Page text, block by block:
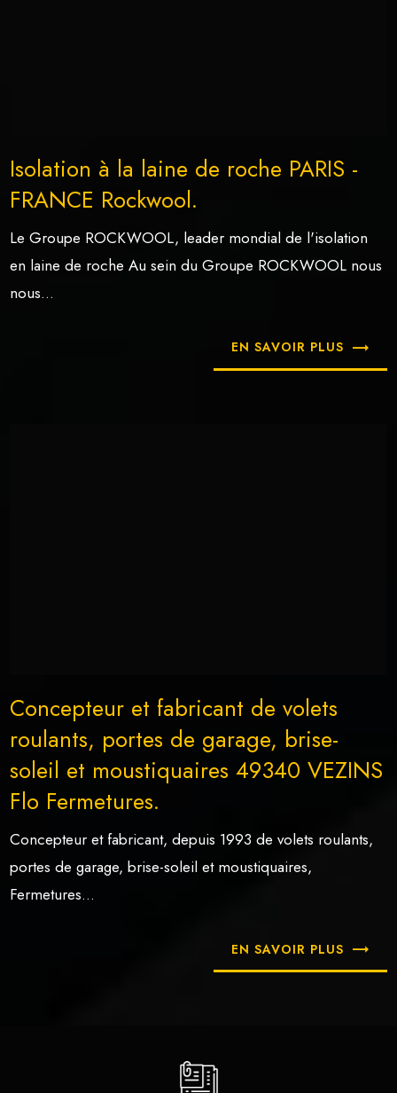
Isolation à la laine de roche PARIS -
FRANCE Rockwool.
Le Groupe ROCKWOOL, leader mondial de l'isolation
en laine de roche Au sein du Groupe ROCKWOOL nous
nous...
EN SAVOIR PLUS
Concepteur et fabricant de volets
roulants, portes de garage, brise-
soleil et moustiquaires 49340 VEZINS
Flo Fermetures.
Concepteur et fabricant, depuis 1993 de volets roulants,
portes de garage, brise-soleil et moustiquaires,
Fermetures...
EN SAVOIR PLUS